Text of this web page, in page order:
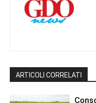
ARTICOLI CORRELATI